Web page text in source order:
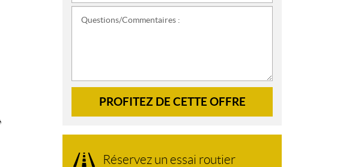
Questions/Commentaires :
PROFITEZ DE CETTE OFFRE
Réservez un essai routier